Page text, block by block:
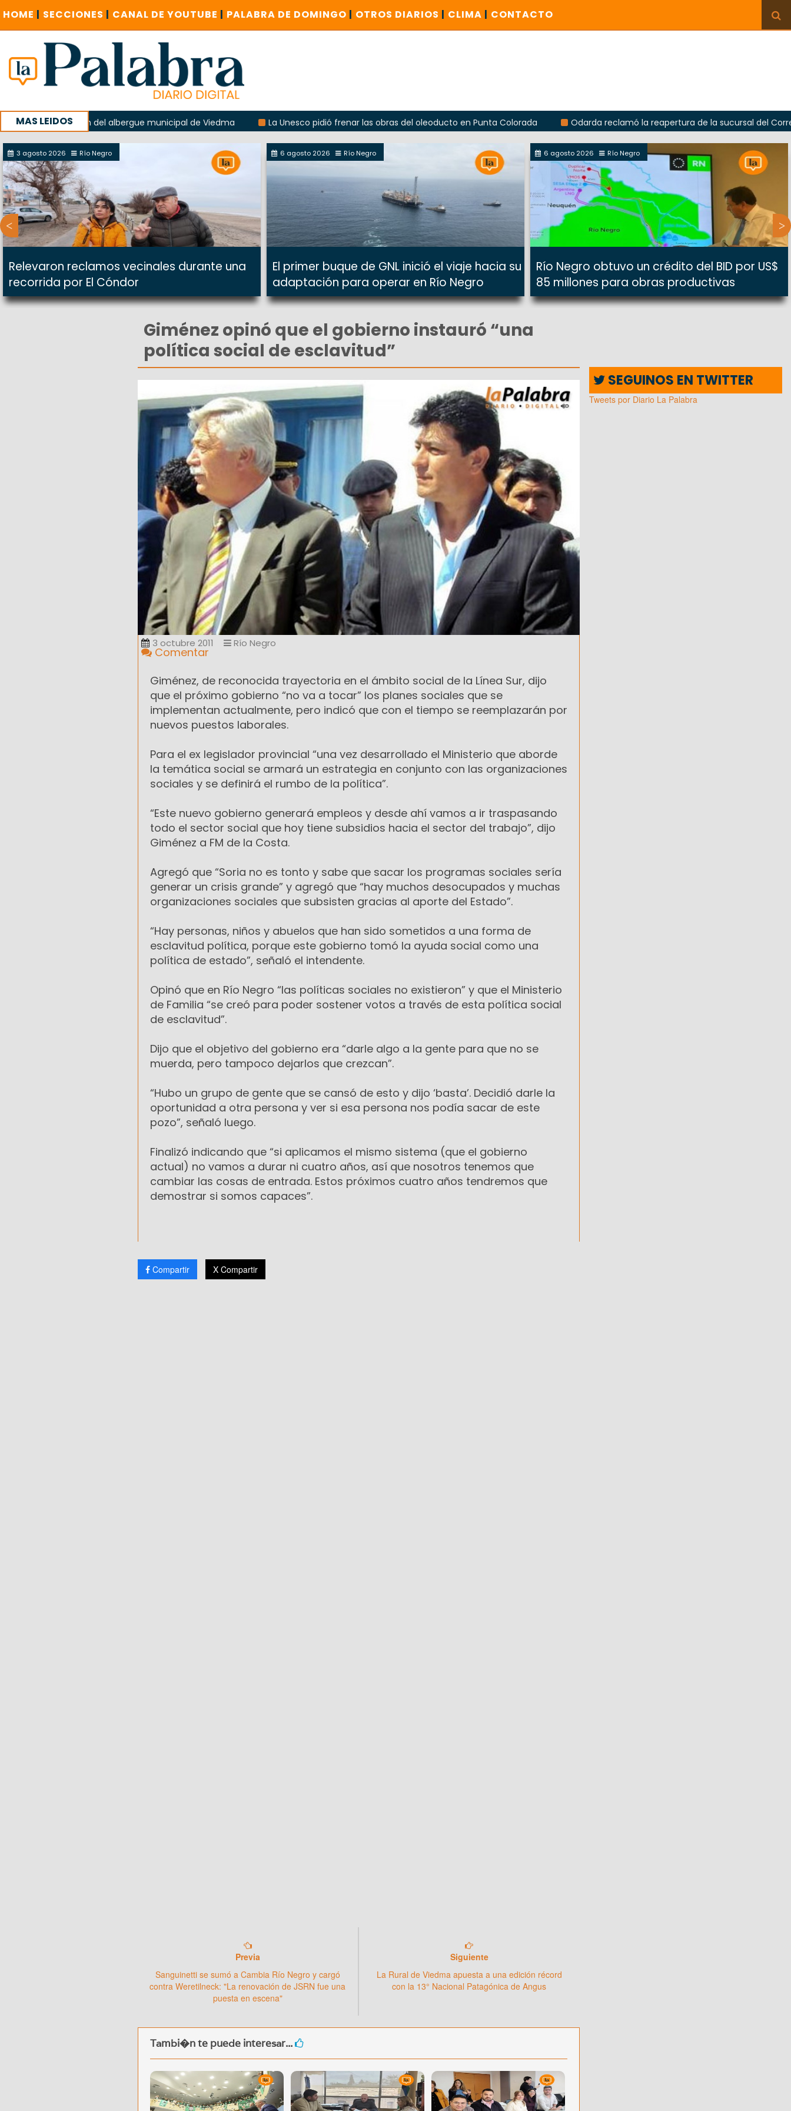
HOME | SECCIONES | CANAL DE YOUTUBE | PALABRA DE DOMINGO | OTROS DIARIOS | CLIMA | CONTACTO
MAS LEIDOS
explosión del albergue municipal de Viedma La Unesco pidió frenar las obras del oleoducto en Punta Colorada
Odarda reclamó la reapertura de la sucursal del Correo
con un encuentro provincial en Roca
3 agosto 2026 Río Negro
Relevaron reclamos vecinales durante una
recorrida por El Cóndor
6 agosto 2026 Río Negro
El primer buque de GNL inició el viaje hacia su
adaptación para operar en Río Negro
6 agosto 2026 Río Negro
Río Negro obtuvo un crédito del BID por US$
85 millones para obras productivas
Giménez opinó que el gobierno instauró “una
política social de esclavitud”
3 octubre 2011 Río Negro
Comentar
Giménez, de reconocida trayectoria en el ámbito social de la Línea Sur, dijo
que el próximo gobierno “no va a tocar” los planes sociales que se
implementan actualmente, pero indicó que con el tiempo se reemplazarán por
nuevos puestos laborales.
Para el ex legislador provincial “una vez desarrollado el Ministerio que aborde
la temática social se armará un estrategia en conjunto con las organizaciones
sociales y se definirá el rumbo de la política”.
“Este nuevo gobierno generará empleos y desde ahí vamos a ir traspasando
todo el sector social que hoy tiene subsidios hacia el sector del trabajo”, dijo
Giménez a FM de la Costa.
Agregó que “Soria no es tonto y sabe que sacar los programas sociales sería
generar un crisis grande” y agregó que “hay muchos desocupados y muchas
organizaciones sociales que subsisten gracias al aporte del Estado”.
“Hay personas, niños y abuelos que han sido sometidos a una forma de
esclavitud política, porque este gobierno tomó la ayuda social como una
política de estado”, señaló el intendente.
Opinó que en Río Negro “las políticas sociales no existieron” y que el Ministerio
de Familia “se creó para poder sostener votos a través de esta política social
de esclavitud”.
Dijo que el objetivo del gobierno era “darle algo a la gente para que no se
muerda, pero tampoco dejarlos que crezcan”.
“Hubo un grupo de gente que se cansó de esto y dijo ‘basta’. Decidió darle la
oportunidad a otra persona y ver si esa persona nos podía sacar de este
pozo”, señaló luego.
Finalizó indicando que “si aplicamos el mismo sistema (que el gobierno
actual) no vamos a durar ni cuatro años, así que nosotros tenemos que
cambiar las cosas de entrada. Estos próximos cuatro años tendremos que
demostrar si somos capaces”.
Compartir X Compartir
Previa
Sanguinetti se sumó a Cambia Río Negro y cargó
contra Weretilneck: "La renovación de JSRN fue una
puesta en escena"
Siguiente
La Rural de Viedma apuesta a una edición récord
con la 13° Nacional Patagónica de Angus
Tambi�n te puede interesar...
SEGUINOS EN TWITTER
Tweets por Diario La Palabra